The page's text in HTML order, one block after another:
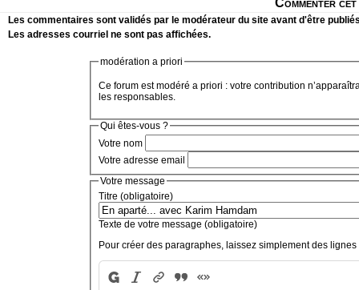
Commenter
Les commentaires sont validés par le modérateur du site avant d'être
Les adresses courriel ne sont pas affichées.
modération a priori
Ce forum est modéré a priori : votre contribution
les responsables.
Qui êtes-vous ?
Votre nom
Votre adresse email
Votre message
Titre (obligatoire)
Texte de votre message (obligatoire)
Pour créer des paragraphes, laissez simplement des lignes